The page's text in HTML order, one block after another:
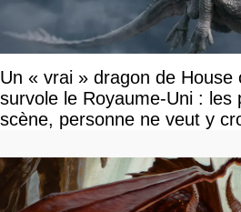
Un « vrai » dragon de House
survole le Royaume-Uni : les
scène, personne ne veut y